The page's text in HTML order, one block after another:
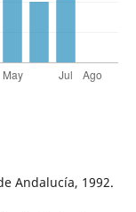
Andalucía, 1992.